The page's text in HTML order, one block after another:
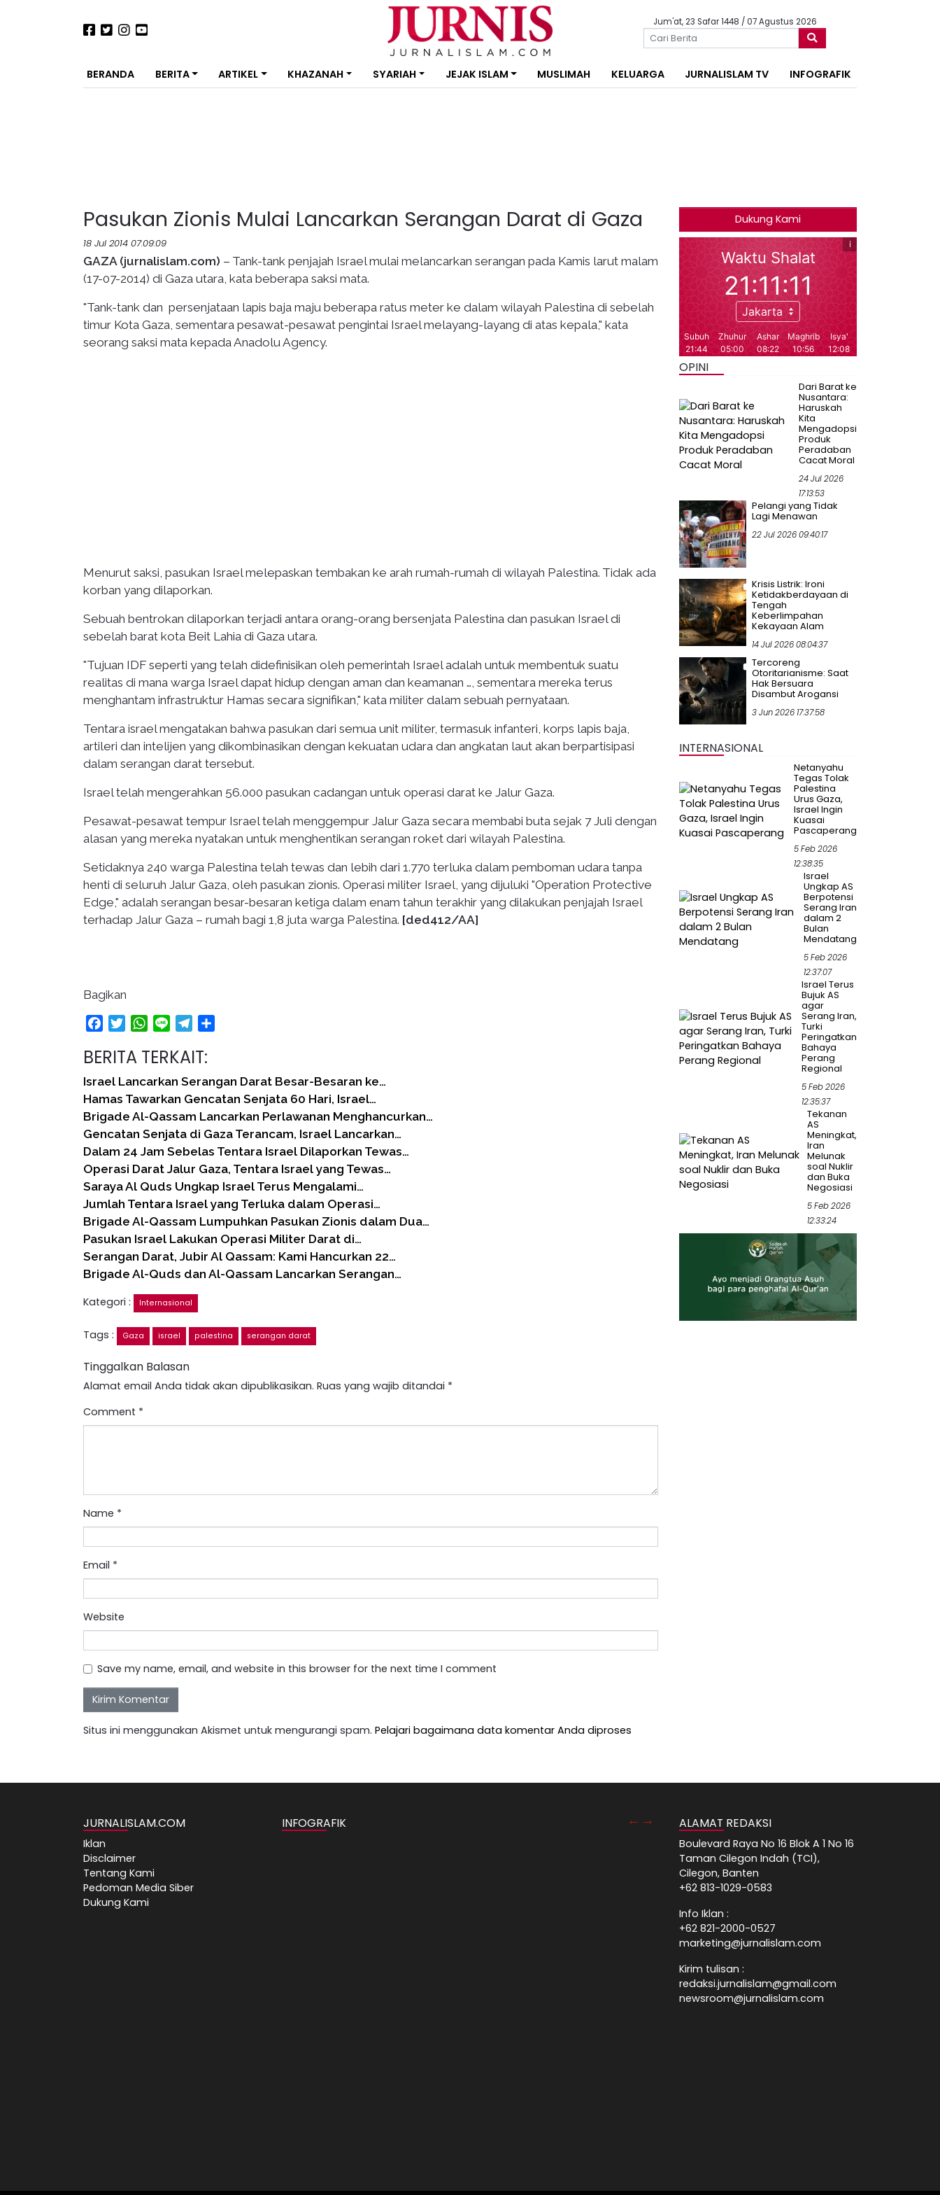
Jum'at, 23 Safar 1448 / 07 Agustus 2026
BERANDA BERITA ARTIKEL KHAZANAH SYARIAH JEJAK ISLAM MUSLIMAH KELUARGA JURNALISLAM TV INFOGRAFIK
Pasukan Zionis Mulai Lancarkan Serangan Darat di Gaza
18 Jul 2014 07:09:09
GAZA (jurnalislam.com) – Tank-tank penjajah Israel mulai melancarkan serangan pada Kamis larut malam
(17-07-2014) di Gaza utara, kata beberapa saksi mata.
"Tank-tank dan persenjataan lapis baja maju beberapa ratus meter ke dalam wilayah Palestina di sebelah
timur Kota Gaza, sementara pesawat-pesawat pengintai Israel melayang-layang di atas kepala," kata
seorang saksi mata kepada Anadolu Agency.
Menurut saksi, pasukan Israel melepaskan tembakan ke arah rumah-rumah di wilayah Palestina. Tidak ada
korban yang dilaporkan.
Sebuah bentrokan dilaporkan terjadi antara orang-orang bersenjata Palestina dan pasukan Israel di
sebelah barat kota Beit Lahia di Gaza utara.
"Tujuan IDF seperti yang telah didefinisikan oleh pemerintah Israel adalah untuk membentuk suatu
realitas di mana warga Israel dapat hidup dengan aman dan keamanan …, sementara mereka terus
menghantam infrastruktur Hamas secara signifikan," kata militer dalam sebuah pernyataan.
Tentara israel mengatakan bahwa pasukan dari semua unit militer, termasuk infanteri, korps lapis baja,
artileri dan intelijen yang dikombinasikan dengan kekuatan udara dan angkatan laut akan berpartisipasi
dalam serangan darat tersebut.
Israel telah mengerahkan 56.000 pasukan cadangan untuk operasi darat ke Jalur Gaza.
Pesawat-pesawat tempur Israel telah menggempur Jalur Gaza secara membabi buta sejak 7 Juli dengan
alasan yang mereka nyatakan untuk menghentikan serangan roket dari wilayah Palestina.
Setidaknya 240 warga Palestina telah tewas dan lebih dari 1.770 terluka dalam pemboman udara tanpa
henti di seluruh Jalur Gaza, oleh pasukan zionis. Operasi militer Israel, yang dijuluki "Operation Protective
Edge," adalah serangan besar-besaran ketiga dalam enam tahun terakhir yang dilakukan penjajah Israel
terhadap Jalur Gaza – rumah bagi 1,8 juta warga Palestina. [ded412/AA]
Bagikan
FacebookTwitterWhatsApp
Line Telegram
BERITA TERKAIT:
Israel Lancarkan Serangan Darat Besar-Besaran ke…
Hamas Tawarkan Gencatan Senjata 60 Hari, Israel…
Brigade Al-Qassam Lancarkan Perlawanan Menghancurkan…
Gencatan Senjata di Gaza Terancam, Israel Lancarkan…
Dalam 24 Jam Sebelas Tentara Israel Dilaporkan Tewas…
Operasi Darat Jalur Gaza, Tentara Israel yang Tewas…
Saraya Al Quds Ungkap Israel Terus Mengalami…
Jumlah Tentara Israel yang Terluka dalam Operasi…
Brigade Al-Qassam Lumpuhkan Pasukan Zionis dalam Dua…
Pasukan Israel Lakukan Operasi Militer Darat di…
Serangan Darat, Jubir Al Qassam: Kami Hancurkan 22…
Brigade Al-Quds dan Al-Qassam Lancarkan Serangan…
Kategori :
Internasional
Tags : Gaza israel palestina serangan darat
Tinggalkan Balasan
Alamat email Anda tidak akan dipublikasikan. Ruas yang wajib ditandai *
Comment *
Name *
Email *
Website
Save my name, email, and website in this browser for the next time I comment
Situs ini menggunakan Akismet untuk mengurangi spam. Pelajari bagaimana data komentar Anda diproses
Dukung Kami
OPINI
Dari Barat ke
Nusantara:
Haruskah
Kita
Mengadopsi
Produk
Peradaban
Cacat Moral
24 Jul 2026
17:13:53
Pelangi yang Tidak
Lagi Menawan
22 Jul 2026 09:40:17
Krisis Listrik: Ironi
Ketidakberdayaan di
Tengah
Keberlimpahan
Kekayaan Alam
14 Jul 2026 08:04:37
Tercoreng
Otoritarianisme: Saat
Hak Bersuara
Disambut Arogansi
3 Jun 2026 17:37:58
INTERNASIONAL
Netanyahu
Tegas Tolak
Palestina
Urus Gaza,
Israel Ingin
Kuasai
Pascaperang
5 Feb 2026
12:38:35
Israel
Ungkap AS
Berpotensi
Serang Iran
dalam 2
Bulan
Mendatang
5 Feb 2026
12:37:07
Israel Terus
Bujuk AS
agar
Serang Iran,
Turki
Peringatkan
Bahaya
Perang
Regional
5 Feb 2026
12:35:37
Tekanan
AS
Meningkat,
Iran
Melunak
soal Nuklir
dan Buka
Negosiasi
5 Feb 2026
12:33:24
JURNALISLAM.COM
Iklan
Disclaimer
Tentang Kami
Pedoman Media Siber
Dukung Kami
INFOGRAFIK ALAMAT REDAKSI
Boulevard Raya No 16 Blok A 1 No 16
Taman Cilegon Indah (TCI),
Cilegon, Banten
+62 813-1029-0583
Info Iklan :
+62 821-2000-0527
marketing@jurnalislam.com
Kirim tulisan :
redaksi.jurnalislam@gmail.com
newsroom@jurnalislam.com